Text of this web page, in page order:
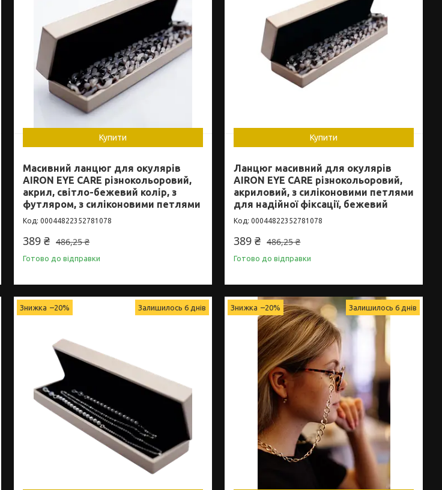
Купити
Масивний ланцюг для окулярів
AIRON EYE CARE різнокольоровий,
акрил, світло-бежевий колір, з
футляром, з силіконовими петлями
00044822352781078
486,25 ₴
389 ₴
Готово до відправки
Купити
Ланцюг масивний для окулярів
AIRON EYE CARE різнокольоровий,
акриловий, з силіконовими петлями
для надійної фіксації, бежевий
00044822352781078
486,25 ₴
389 ₴
Готово до відправки
–20% Залишилось 6 днів –20% Залишилось 6 днів